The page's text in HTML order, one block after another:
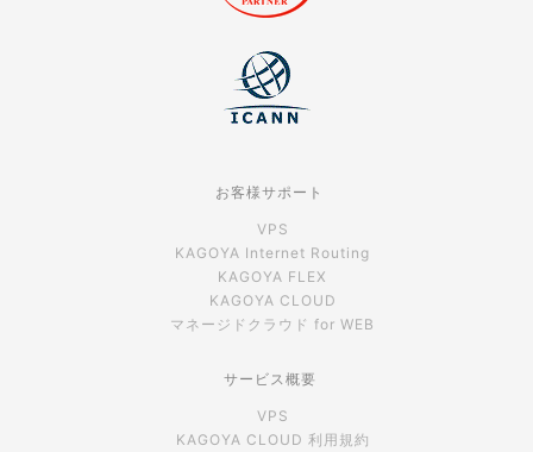
お客様サポート
VPS
KAGOYA Internet Routing
KAGOYA FLEX
KAGOYA CLOUD
マネージドクラウド for WEB
サービス概要
VPS
KAGOYA CLOUD 利用規約